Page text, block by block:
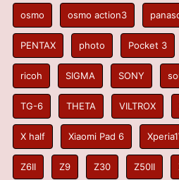
osmo osmo action3
PENTAX photo Pocket 3
ricoh SIGMA SONY
TG-6 THETA VILTROX
X half Xiaomi Pad 6
Z6II Z9 Z30 Z50II